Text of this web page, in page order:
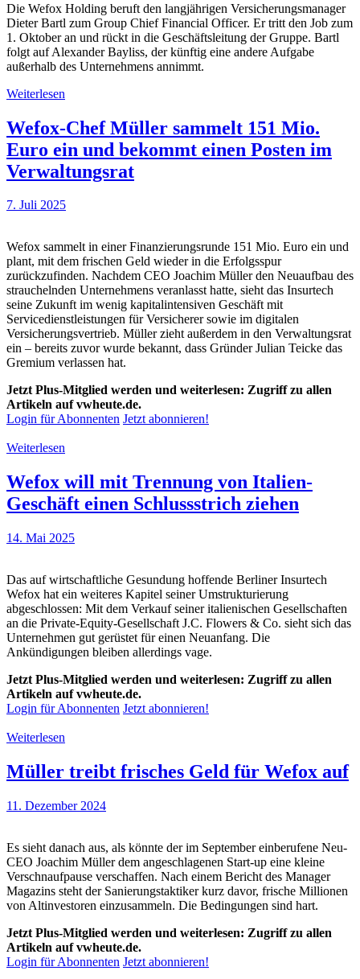
Die Wefox Holding beruft den langjährigen Versicherungsmanager
Dieter Bartl zum Group Chief Financial Officer. Er tritt den Job zum
1. Oktober an und rückt in die Geschäftsleitung der Gruppe. Bartl
folgt auf Alexander Bayliss, der künftig eine andere Aufgabe
außerhalb des Unternehmens annimmt.
Weiterlesen
Wefox-Chef Müller sammelt 151 Mio.
Euro ein und bekommt einen Posten im
Verwaltungsrat
7. Juli 2025
Wefox sammelt in einer Finanzierungsrunde 151 Mio. Euro ein und
plant, mit dem frischen Geld wieder in die Erfolgsspur
zurückzufinden. Nachdem CEO Joachim Müller den Neuaufbau des
strauchelnden Unternehmens veranlasst hatte, sieht das Insurtech
seine Zukunft im wenig kapitalintensiven Geschäft mit
Servicedienstleistungen für Versicherer sowie im digitalen
Versicherungsvertrieb. Müller zieht außerdem in den Verwaltungsrat
ein – bereits zuvor wurde bekannt, dass Gründer Julian Teicke das
Gremium verlassen hat.
Jetzt Plus-Mitglied werden und weiterlesen: Zugriff zu allen
Artikeln auf vwheute.de.
Login für Abonnenten Jetzt abonnieren!
Weiterlesen
Wefox will mit Trennung von Italien-
Geschäft einen Schlussstrich ziehen
14. Mai 2025
Das auf wirtschaftliche Gesundung hoffende Berliner Insurtech
Wefox hat ein weiteres Kapitel seiner Umstrukturierung
abgeschlossen: Mit dem Verkauf seiner italienischen Gesellschaften
an die Private-Equity-Gesellschaft J.C. Flowers & Co. sieht sich das
Unternehmen gut gerüstet für einen Neuanfang. Die
Ankündigungen bleiben allerdings vage.
Jetzt Plus-Mitglied werden und weiterlesen: Zugriff zu allen
Artikeln auf vwheute.de.
Login für Abonnenten Jetzt abonnieren!
Weiterlesen
Müller treibt frisches Geld für Wefox auf
11. Dezember 2024
Es sieht danach aus, als könnte der im September einberufene Neu-
CEO Joachim Müller dem angeschlagenen Start-up eine kleine
Verschnaufpause verschaffen. Nach einem Bericht des Manager
Magazins steht der Sanierungstaktiker kurz davor, frische Millionen
von Altinvestoren einzusammeln. Die Bedingungen sind hart.
Jetzt Plus-Mitglied werden und weiterlesen: Zugriff zu allen
Artikeln auf vwheute.de.
Login für Abonnenten Jetzt abonnieren!